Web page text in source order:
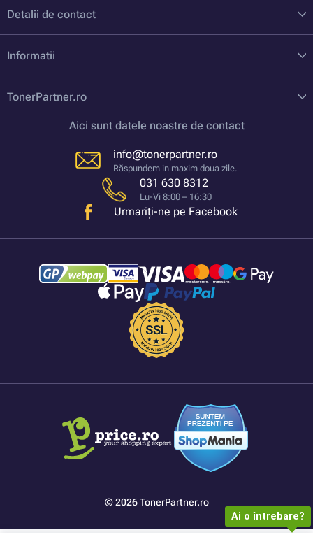
Detalii de contact
Informatii
TonerPartner.ro
Aici sunt datele noastre de contact
info@tonerpartner.ro
Răspundem in maxim doua zile.
031 630 8312
Lu-Vi 8:00 – 16:30
Urmariți-ne pe Facebook
© 2026 TonerPartner.ro
Ai o întrebare?